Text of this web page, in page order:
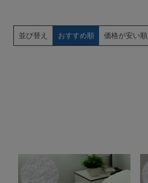
並び替え おすすめ順 価格が安い順